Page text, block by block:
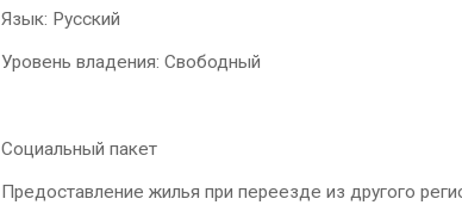
Язык: Русский
Уровень владения: Свободный
Социальный пакет
Предоставление жилья при переезде из другого